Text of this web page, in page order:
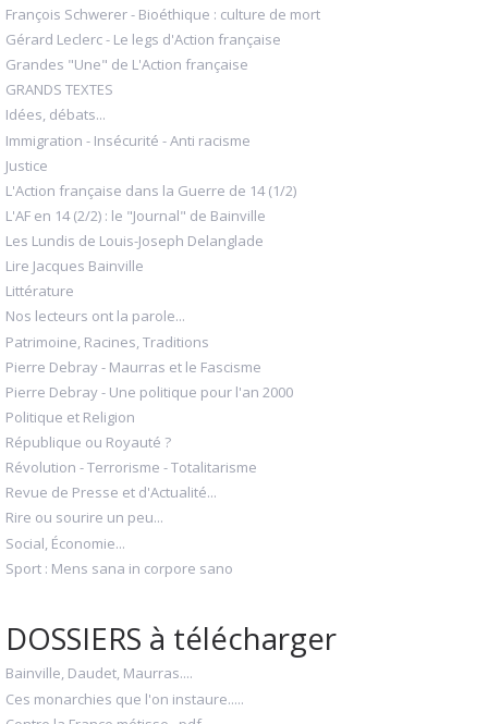
François Schwerer - Bioéthique : culture de mort
Gérard Leclerc - Le legs d'Action française
Grandes "Une" de L'Action française
GRANDS TEXTES
Idées, débats...
Immigration - Insécurité - Anti racisme
Justice
L'Action française dans la Guerre de 14 (1/2)
L'AF en 14 (2/2) : le "Journal" de Bainville
Les Lundis de Louis-Joseph Delanglade
Lire Jacques Bainville
Littérature
Nos lecteurs ont la parole...
Patrimoine, Racines, Traditions
Pierre Debray - Maurras et le Fascisme
Pierre Debray - Une politique pour l'an 2000
Politique et Religion
République ou Royauté ?
Révolution - Terrorisme - Totalitarisme
Revue de Presse et d'Actualité...
Rire ou sourire un peu...
Social, Économie...
Sport : Mens sana in corpore sano
DOSSIERS à télécharger
Bainville, Daudet, Maurras....
Ces monarchies que l'on instaure.....